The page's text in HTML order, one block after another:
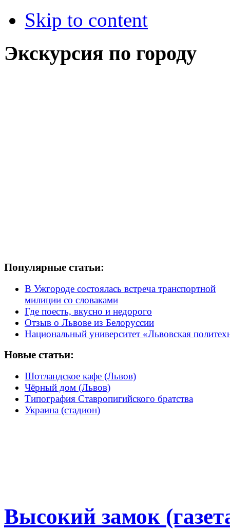
Skip to content
Экскурсия по городу
Популярные статьи:
В Ужгороде состоялась встреча транспортной
милиции со словаками
Где поесть, вкусно и недорого
Отзыв о Львове из Белоруссии
Национальный университет «Львовская
Новые статьи:
Шотландское кафе (Львов)
Чёрный дом (Львов)
Типография Ставропигийского братства
Украина (стадион)
Высокий замок